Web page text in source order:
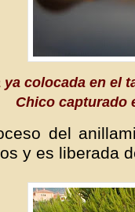
ya colocada en el
Chico capturado
del
y es liberada